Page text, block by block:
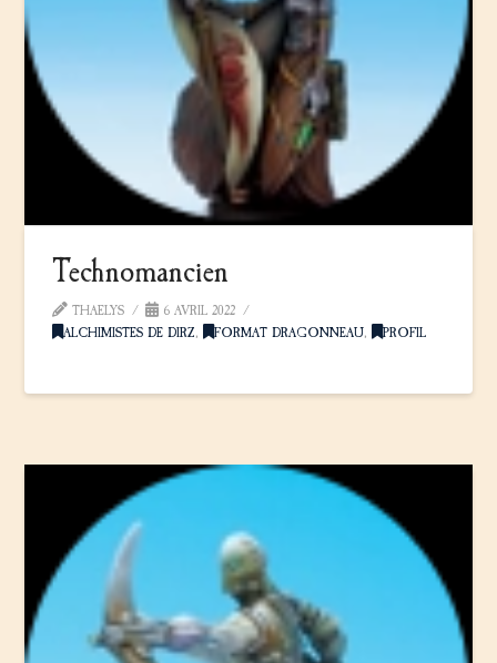
Technomancien
THAELYS
6 AVRIL 2022
ALCHIMISTES DE DIRZ, FORMAT DRAGONNEAU, PROFIL